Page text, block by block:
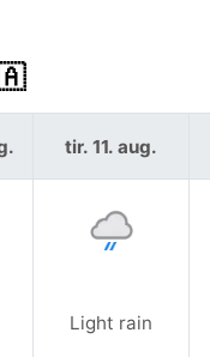
tir. 11. aug.
Light rain